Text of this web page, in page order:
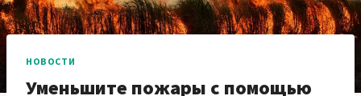
НОВОСТИ
Уменьшите пожары с помощью